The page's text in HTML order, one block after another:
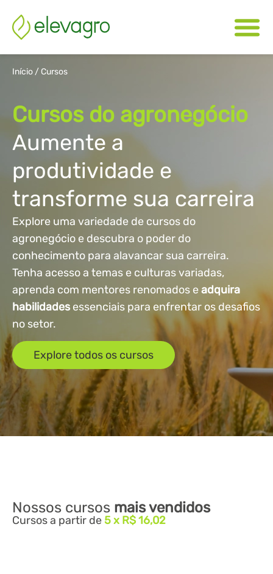
Início / Cursos
Cursos do agronegócio
Aumente a
produtividade e
transforme sua carreira
Explore uma variedade de cursos do
agronegócio e descubra o poder do
conhecimento para alavancar sua carreira.
Tenha acesso a temas e culturas variadas,
aprenda com mentores renomados eadquira
habilidades essenciais para enfrentar os desafios
no setor.
Explore todos os cursos
Nossos cursos mais vendidos
Cursos a partir de5 x R$ 16,02